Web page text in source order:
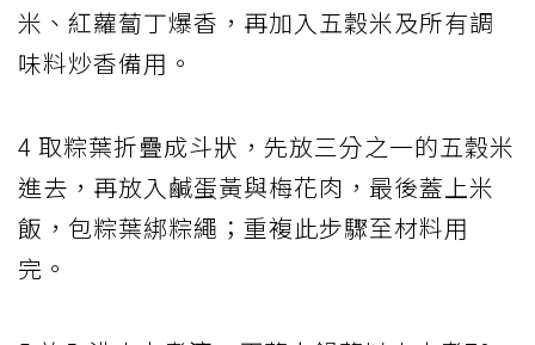
米、紅蘿蔔丁爆香，再加入五穀米及所有調
味料炒香備用。
4 取粽葉折疊成斗狀，先放三分之一的五穀米
進去，再放入鹹蛋黃與梅花肉，最後蓋上米
飯，包粽葉綁粽繩；重複此步驟至材料用
完。